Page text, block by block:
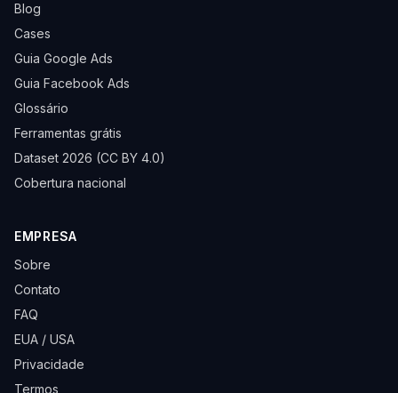
Blog
Cases
Guia Google Ads
Guia Facebook Ads
Glossário
Ferramentas grátis
Dataset 2026 (CC BY 4.0)
Cobertura nacional
EMPRESA
Sobre
Contato
FAQ
EUA / USA
Privacidade
Termos